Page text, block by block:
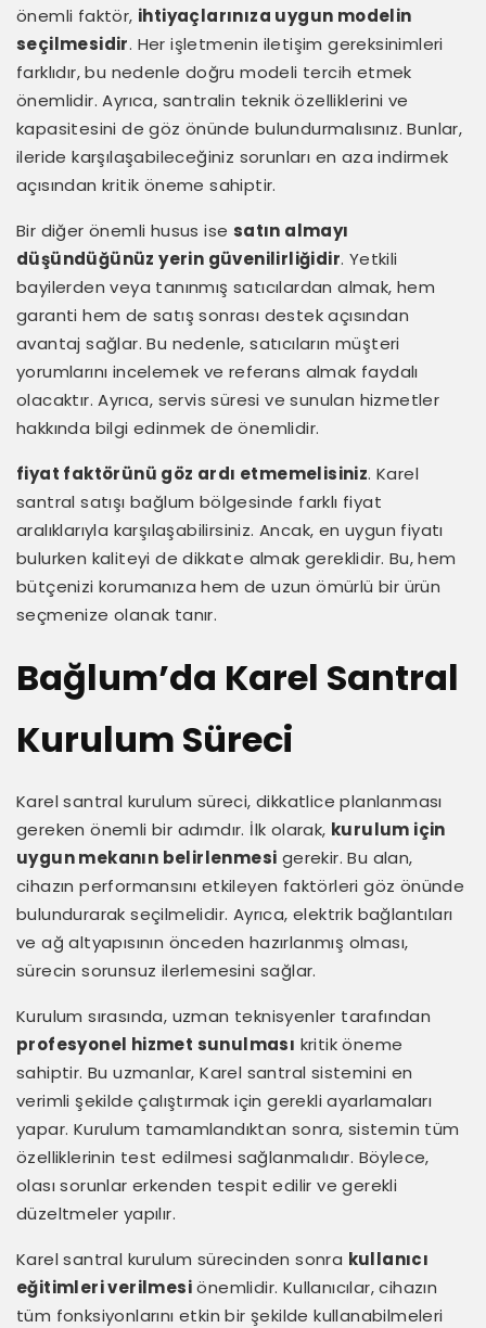
önemli faktör, ihtiyaçlarınıza uygun modelin
seçilmesidir. Her işletmenin iletişim gereksinimleri
farklıdır, bu nedenle doğru modeli tercih etmek
önemlidir. Ayrıca, santralin teknik özelliklerini ve
kapasitesini de göz önünde bulundurmalısınız. Bunlar,
ileride karşılaşabileceğiniz sorunları en aza indirmek
açısından kritik öneme sahiptir.
Bir diğer önemli husus ise satın almayı
düşündüğünüz yerin güvenilirliğidir. Yetkili
bayilerden veya tanınmış satıcılardan almak, hem
garanti hem de satış sonrası destek açısından
avantaj sağlar. Bu nedenle, satıcıların müşteri
yorumlarını incelemek ve referans almak faydalı
olacaktır. Ayrıca, servis süresi ve sunulan hizmetler
hakkında bilgi edinmek de önemlidir.
fiyat faktörünü göz ardı etmemelisiniz. Karel
santral satışı bağlum bölgesinde farklı fiyat
aralıklarıyla karşılaşabilirsiniz. Ancak, en uygun fiyatı
bulurken kaliteyi de dikkate almak gereklidir. Bu, hem
bütçenizi korumanıza hem de uzun ömürlü bir ürün
seçmenize olanak tanır.
Bağlum’da Karel Santral
Kurulum Süreci
Karel santral kurulum süreci, dikkatlice planlanması
gereken önemli bir adımdır. İlk olarak, kurulum için
uygun mekanın belirlenmesi gerekir. Bu alan,
cihazın performansını etkileyen faktörleri göz önünde
bulundurarak seçilmelidir. Ayrıca, elektrik bağlantıları
ve ağ altyapısının önceden hazırlanmış olması,
sürecin sorunsuz ilerlemesini sağlar.
Kurulum sırasında, uzman teknisyenler tarafından
profesyonel hizmet sunulması kritik öneme
sahiptir. Bu uzmanlar, Karel santral sistemini en
verimli şekilde çalıştırmak için gerekli ayarlamaları
yapar. Kurulum tamamlandıktan sonra, sistemin tüm
özelliklerinin test edilmesi sağlanmalıdır. Böylece,
olası sorunlar erkenden tespit edilir ve gerekli
düzeltmeler yapılır.
Karel santral kurulum sürecinden sonra kullanıcı
eğitimleri verilmesiönemlidir. Kullanıcılar, cihazın
tüm fonksiyonlarını etkin bir şekilde kullanabilmeleri